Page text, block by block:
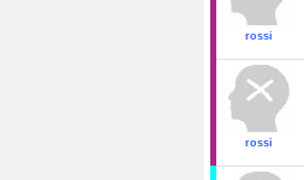
rossi
rossi